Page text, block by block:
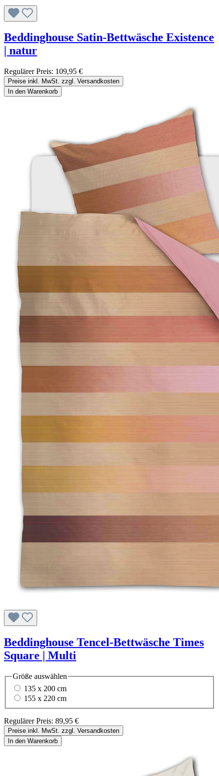
Beddinghouse Satin-Bettwäsche Existence
| natur
Regulärer Preis: 109,95 €
Preise inkl. MwSt. zzgl. Versandkosten
In den Warenkorb
Beddinghouse Tencel-Bettwäsche Times
Square | Multi
Größe auswählen
135 x 200 cm
155 x 220 cm
Regulärer Preis: 89,95 €
Preise inkl. MwSt. zzgl. Versandkosten
In den Warenkorb